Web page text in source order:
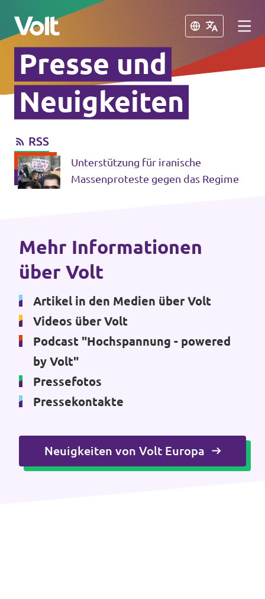
Schließen
Volt in Thüringen
Lokale Teams
Volt in Deutschland
Website
Volt Deutschland Merchandise Shop
Schließen
Programm
Über Volt
Neuigkeiten
Mache bei uns mit!
Deine Spende für Volt!
Presse und
Neuigkeiten
RSS
Unterstützung für iranische
Massenproteste gegen das Regime
Mehr Informationen
über Volt
Artikel in den Medien über Volt
Videos über Volt
Podcast "Hochspannung - powered
by Volt"
Pressefotos
Pressekontakte
Neuigkeiten von Volt Europa